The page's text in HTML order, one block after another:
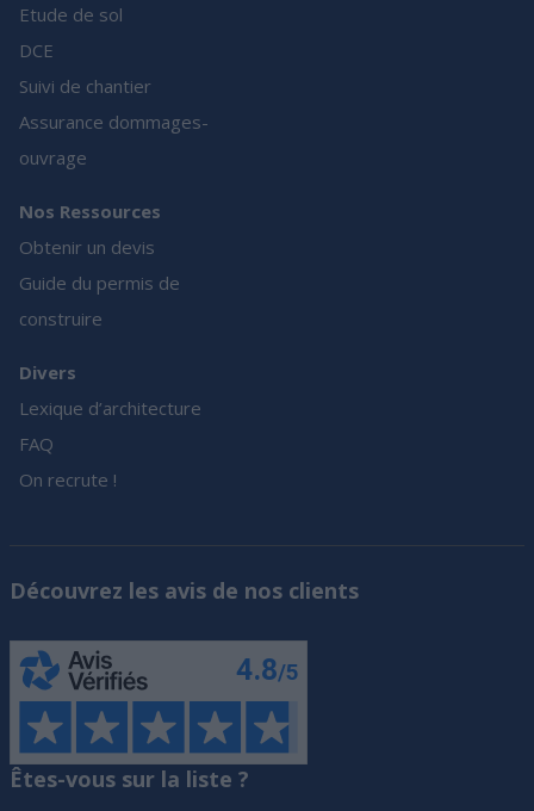
Etude de sol
DCE
Suivi de chantier
Assurance dommages-
ouvrage
Nos Ressources
Obtenir un devis
Guide du permis de
construire
Divers
Lexique d’architecture
FAQ
On recrute !
Découvrez les avis de nos clients
Êtes-vous sur la liste ?